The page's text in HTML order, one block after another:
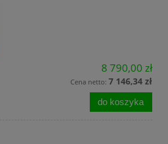
8 790,00 zł
Cena netto: 7 146,34 zł
do koszyka